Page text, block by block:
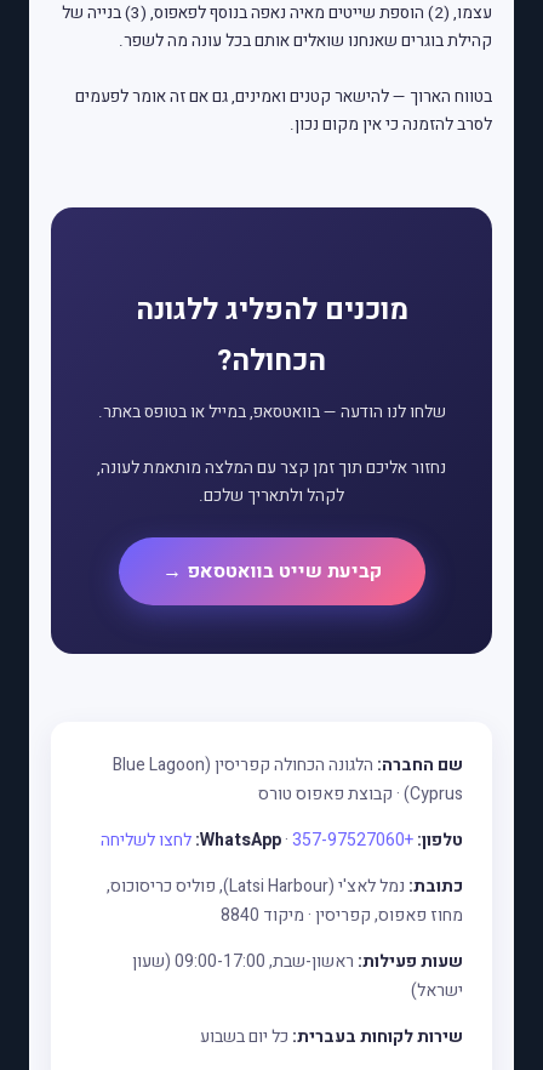
עצמו, (2) הוספת שייטים מאיה נאפה בנוסף לפאפוס, (3) בנייה של
קהילת בוגרים שאנחנו שואלים אותם בכל עונה מה לשפר.
בטווח הארוך — להישאר קטנים ואמינים, גם אם זה אומר לפעמים
לסרב להזמנה כי אין מקום נכון.
מוכנים להפליג ללגונה
הכחולה?
שלחו לנו הודעה — בוואטסאפ, במייל או בטופס באתר.
נחזור אליכם תוך זמן קצר עם המלצה מותאמת לעונה,
לקהל ולתאריך שלכם.
קביעת שייט בוואטסאפ →
שם החברה:
הלגונה הכחולה קפריסין (Blue Lagoon
Cyprus) · קבוצת פאפוס טורס
טלפון:+357-97527060
·
WhatsApp: לחצו לשליחה
כתובת:
נמל לאצ'י (Latsi Harbour), פוליס כריסוכוס,
מחוז פאפוס, קפריסין · מיקוד 8840
שעות פעילות:
ראשון-שבת, 09:00-17:00 (שעון
ישראל)
שירות לקוחות בעברית:כל יום בשבוע